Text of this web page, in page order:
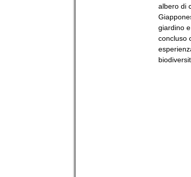
albero di
giardino
concluso